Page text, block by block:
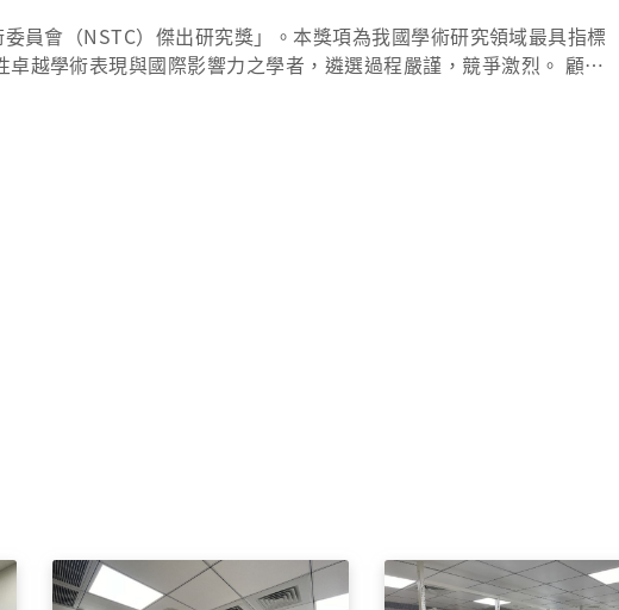
員會（NSTC）傑出研究獎」。本獎項為我國學術研究領域最具指標
學術表現與國際影響力之學者，遴選過程嚴謹，競爭激烈。 顧教